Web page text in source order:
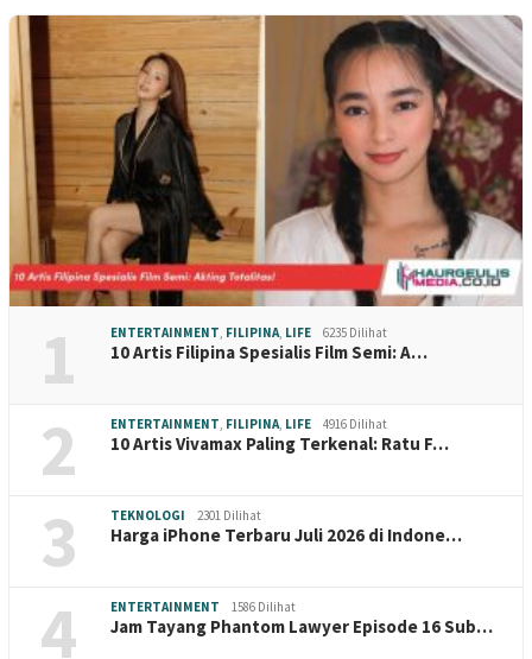
1 ENTERTAINMENT, FILIPINA, LIFE 6235 Dilihat
10 Artis Filipina Spesialis Film Semi: A…
2 ENTERTAINMENT, FILIPINA, LIFE 4916 Dilihat
10 Artis Vivamax Paling Terkenal: Ratu F…
3 TEKNOLOGI 2301 Dilihat
Harga iPhone Terbaru Juli 2026 di Indone…
4 ENTERTAINMENT 1586 Dilihat
Jam Tayang Phantom Lawyer Episode 16 Sub…